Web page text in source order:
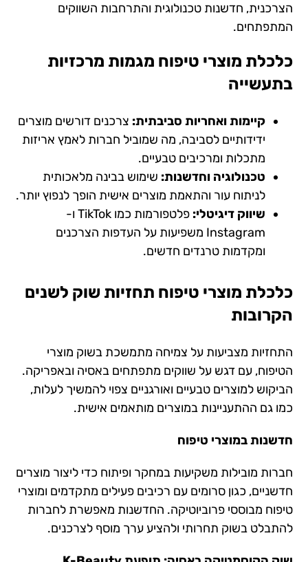
הצרכנית, חדשנות טכנולוגית והתרחבות השווקים
המתפתחים.
כלכלת מוצרי טיפוח מגמות מרכזיות
בתעשייה
קיימות ואחריות סביבתית: צרכנים דורשים מוצרים
ידידותיים לסביבה, מה שמוביל חברות לאמץ אריזות
מתכלות ומרכיבים טבעיים.
טכנולוגיה וחדשנות: שימוש בבינה מלאכותית
לניתוח עור והתאמת מוצרים אישית הופך לנפוץ יותר.
שיווק דיגיטלי:
פלטפורמות כמו TikTok ו-
Instagram משפיעות על העדפות הצרכנים
ומקדמות טרנדים חדשים.
כלכלת מוצרי טיפוח תחזיות שוק לשנים
הקרובות
התחזיות מצביעות על צמיחה מתמשכת בשוק מוצרי
הטיפוח, עם דגש על שווקים מתפתחים באסיה ובאפריקה.
הביקוש למוצרים טבעיים ואורגניים צפוי להמשיך לעלות,
כמו גם ההתעניינות במוצרים מותאמים אישית.
חדשנות במוצרי טיפוח
חברות מובילות משקיעות במחקר ופיתוח כדי ליצור מוצרים
חדשניים, כגון סרומים עם רכיבים פעילים מתקדמים ומוצרי
טיפוח מבוססי פרוביוטיקה. החדשנות מאפשרת לחברות
להתבלט בשוק תחרותי ולהציע ערך מוסף לצרכנים.